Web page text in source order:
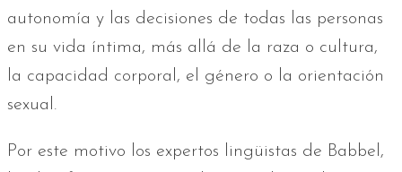
autonomía y las decisiones de todas las personas
en su vida íntima, más allá de la raza o cultura,
la capacidad corporal, el género o la orientación
sexual.
Por este motivo los expertos lingüistas de Babbel,